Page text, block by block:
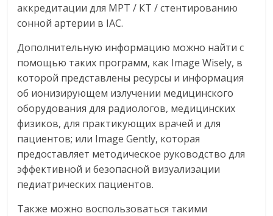
аккредитации для МРТ / КТ / стентированию
сонной артерии в IAC.
Дополнительную информацию можно найти с
помощью таких программ, как Image Wisely, в
которой представлены ресурсы и информация
об ионизирующем излучении медицинского
оборудования для радиологов, медицинских
физиков, для практикующих врачей и для
пациентов; или Image Gently, которая
предоставляет методическое руководство для
эффективной и безопасной визуализации
педиатрических пациентов.
Также можно воспользоваться такими